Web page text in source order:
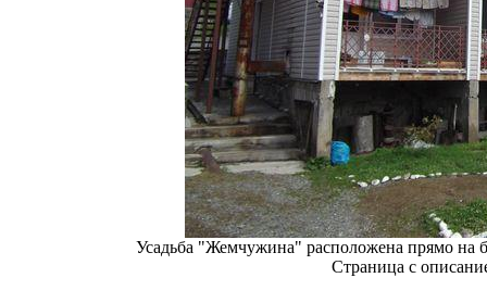
Усадьба "Жемчужина" расположена прямо на
Страница с